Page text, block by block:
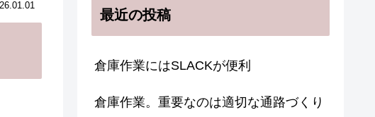
最近の投稿
倉庫作業にはSLACKが便利
倉庫作業。重要なのは適切な通路づくり